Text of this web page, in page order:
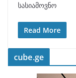
სასიამოვნო
Read More
cube.ge